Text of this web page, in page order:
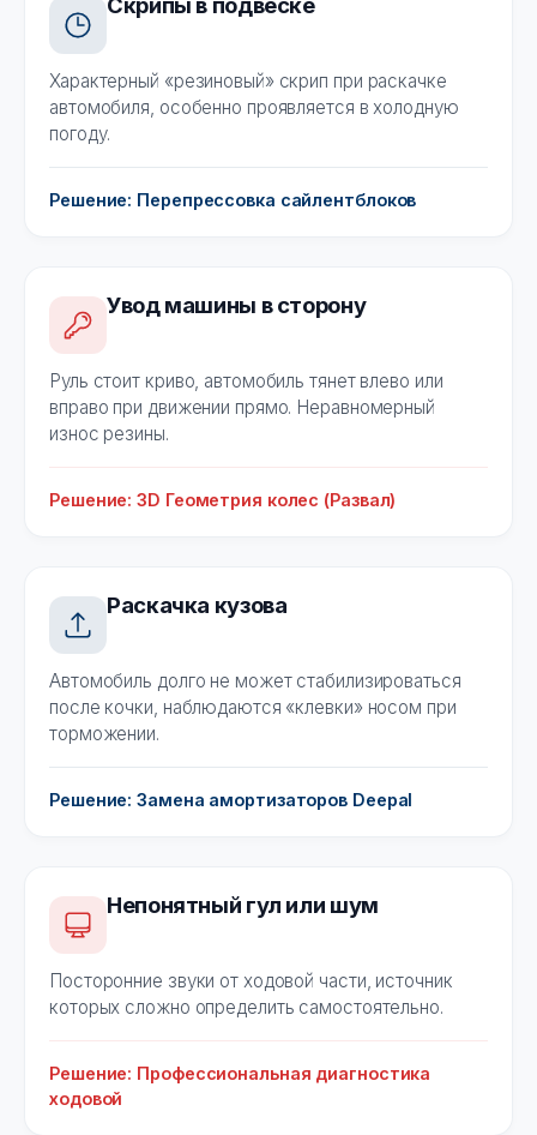
Характерный «резиновый» скрип при раскачке
автомобиля, особенно проявляется в холодную
погоду.
Решение: Перепрессовка сайлентблоков
Увод машины в сторону
Руль стоит криво, автомобиль тянет влево или
вправо при движении прямо. Неравномерный
износ резины.
Решение: 3D Геометрия колес (Развал)
Раскачка кузова
Автомобиль долго не может стабилизироваться
после кочки, наблюдаются «клевки» носом при
торможении.
Решение: Замена амортизаторов Deepal
Непонятный гул или шум
Посторонние звуки от ходовой части, источник
которых сложно определить самостоятельно.
Решение: Профессиональная диагностика
ходовой